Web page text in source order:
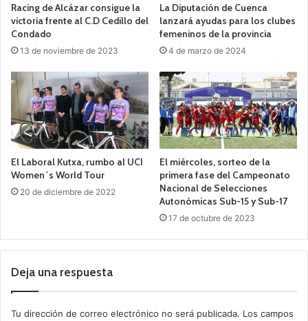
Racing de Alcázar consigue la
victoria frente al C.D Cedillo del
Condado
13 de noviembre de 2023
La Diputación de Cuenca
lanzará ayudas para los clubes
femeninos de la provincia
4 de marzo de 2024
El Laboral Kutxa, rumbo al UCI
Women´s World Tour
20 de diciembre de 2022
El miércoles, sorteo de la
primera fase del Campeonato
Nacional de Selecciones
Autonómicas Sub-15 y Sub-17
17 de octubre de 2023
Deja una respuesta
Tu dirección de correo electrónico no será publicada. Los campos